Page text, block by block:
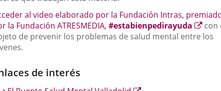
al video elaborado por la Fundación Intras,
la Fundación ATRESMEDIA, #estabienpedirayuda
a
con
de prevenir los problemas de salud mental entre los
de interés